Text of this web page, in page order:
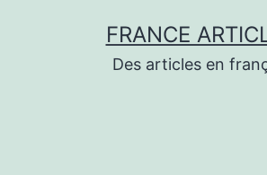
FRANCE
Des articles en